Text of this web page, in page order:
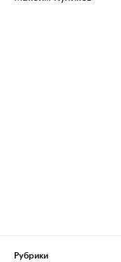
Рубрики